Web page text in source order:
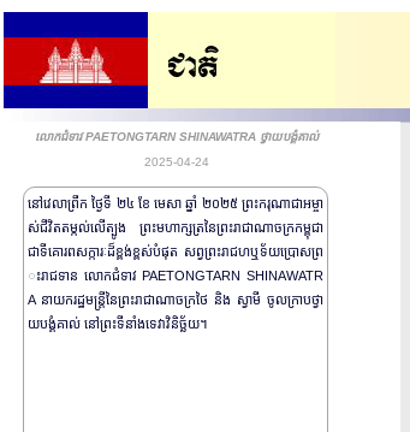
លោកជំទាវ PAETONGTARN SHINAWATRA ថ្វាយបង្គំគាល់
2025-04-24
នៅវេលាព្រឹក ថ្ងៃទី ២៤ ខែ មេសា ឆ្នាំ ២០២៥ ព្រះករុណាជាអម្ចា
ស់ជីវិតតម្កល់លើត្បូង ព្រះមហាក្សត្រនៃព្រះរាជាណាចក្រកម្ពុជា
ជាទីគោរពសក្ការៈដ៏ខ្ពង់ខ្ពស់បំផុត សព្វព្រះរាជហឬទ័យប្រោសព្រ
ះរាជទាន លោកជំទាវ PAETONGTARN SHINAWATR
A នាយករដ្ឋមន្រ្តីនៃព្រះរាជាណាចក្រថៃ និង ស្វាមី ចូលក្រាបថ្វា
យបង្គំគាល់ នៅព្រះទីនាំងទេវាវិនិច្ឆ័យ។